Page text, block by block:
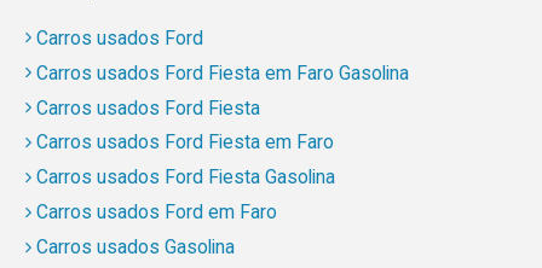
Carros usados Ford
Carros usados Ford Fiesta em Faro Gasolina
Carros usados Ford Fiesta
Carros usados Ford Fiesta em Faro
Carros usados Ford Fiesta Gasolina
Carros usados Ford em Faro
Carros usados Gasolina